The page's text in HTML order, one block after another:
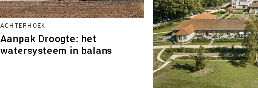
ACHTERHOEK
Aanpak Droogte: het
watersysteem in balans